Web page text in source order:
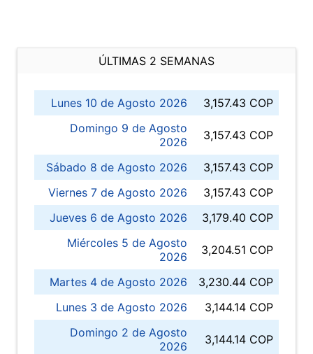
ÚLTIMAS 2 SEMANAS
Lunes 10 de Agosto 2026
3,157.43 COP
Domingo 9 de Agosto
2026
3,157.43 COP
Sábado 8 de Agosto 2026
3,157.43 COP
Viernes 7 de Agosto 2026
3,157.43 COP
Jueves 6 de Agosto 2026
3,179.40 COP
Miércoles 5 de Agosto
2026
3,204.51 COP
Martes 4 de Agosto 2026
3,230.44 COP
Lunes 3 de Agosto 2026
3,144.14 COP
Domingo 2 de Agosto
2026
3,144.14 COP